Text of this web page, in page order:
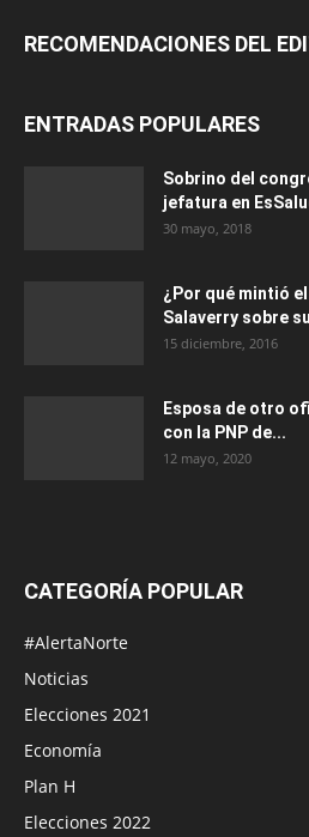
RECOMENDACIONES DEL
ENTRADAS POPULARES
Sobrino del
jefatura en
30 mayo, 2018
¿Por qué mintió
Salaverry sobre
15 diciembre, 2016
Esposa de otro
con la PNP de...
12 mayo, 2020
CATEGORÍA POPULAR
#AlertaNorte
Noticias
Elecciones 2021
Economía
Plan H
Elecciones 2022